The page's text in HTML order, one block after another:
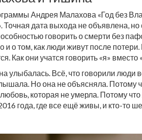
Андрея Малахова «Год без
Точная дата выхода не объявлена,
говорить о смерти без
о том, как люди живут после потери.
Как они учатся говорить «я» вместо
улыбалась. Всё, что говорили люди
Но она не объясняла. Потому
которая не умерла. Потому
года, где все ещё живы, и кто-то